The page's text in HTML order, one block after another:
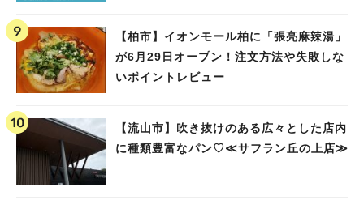
【柏市】イオンモール柏に「張亮麻辣湯」
が6月29日オープン！注文方法や失敗しな
いポイントレビュー
【流山市】吹き抜けのある広々とした店内
に種類豊富なパン♡≪サフラン丘の上店≫